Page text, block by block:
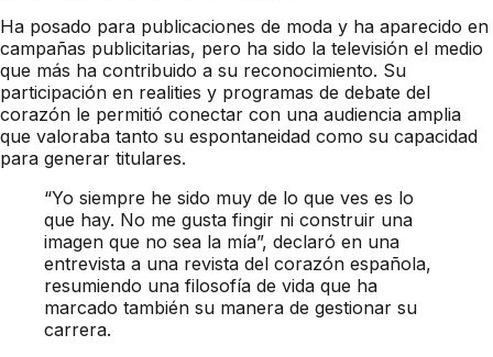
Ha posado para publicaciones de moda y ha aparecido en
campañas publicitarias, pero ha sido la televisión el medio
que más ha contribuido a su reconocimiento. Su
participación en realities y programas de debate del
corazón le permitió conectar con una audiencia amplia
que valoraba tanto su espontaneidad como su capacidad
para generar titulares.
“Yo siempre he sido muy de lo que ves es lo
que hay. No me gusta fingir ni construir una
imagen que no sea la mía”, declaró en una
entrevista a una revista del corazón española,
resumiendo una filosofía de vida que ha
marcado también su manera de gestionar su
carrera.